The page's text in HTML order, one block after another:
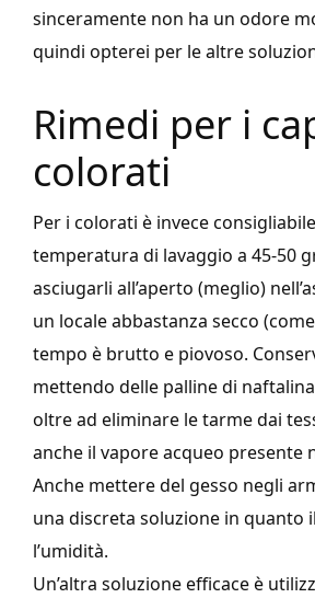
sinceramente non ha un odore
quindi opterei per le altre
Rimedi per i
colorati
Per i colorati è invece
temperatura di lavaggio a 45-50
asciugarli all’aperto (meglio)
un locale abbastanza secco
tempo è brutto e piovoso.
mettendo delle palline di
oltre ad eliminare le tarme dai
anche il vapore acqueo presente
Anche mettere del gesso negli
una discreta soluzione in quanto
l’umidità.
Un’altra soluzione efficace è